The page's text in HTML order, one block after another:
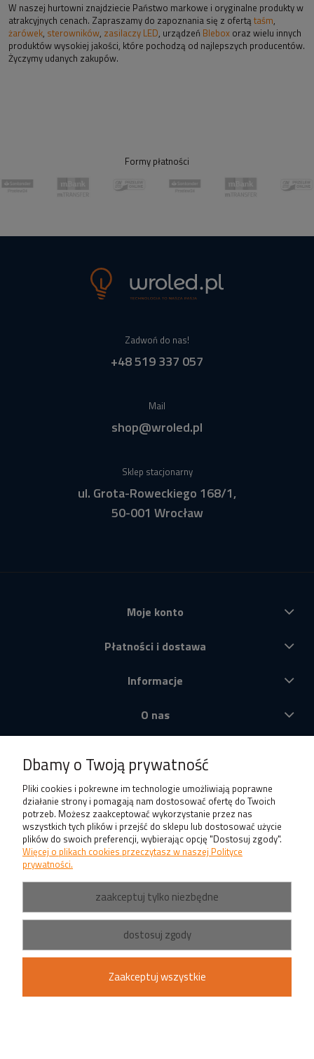
W naszej hurtowni znajdziecie Państwo markowe i oryginalne produkty w
atrakcyjnych cenach. Zapraszamy do zapoznania się z ofertą taśm,
żarówek, sterowników, zasilaczy LED, urządzeń Blebox oraz wielu innych
produktów wysokiej jakości, które pochodzą od najlepszych producentów.
Życzymy udanych zakupów.
Formy płatności
Zadwoń do nas!
+48 519 337 057
Mail
shop@wroled.pl
Sklep stacjonarny
ul. Grota-Roweckiego 168/1,
50-001 Wrocław
Moje konto
Płatności i dostawa
Informacje
O nas
Dbamy o Twoją prywatność
Pliki cookies i pokrewne im technologie umożliwiają poprawne
działanie strony i pomagają nam dostosować ofertę do Twoich
potrzeb. Możesz zaakceptować wykorzystanie przez nas
wszystkich tych plików i przejść do sklepu lub dostosować użycie
plików do swoich preferencji, wybierając opcję "Dostosuj zgody".
Więcej o plikach cookies przeczytasz w naszej Polityce
prywatności.
zaakceptuj tylko niezbędne
dostosuj zgody
Zaakceptuj wszystkie